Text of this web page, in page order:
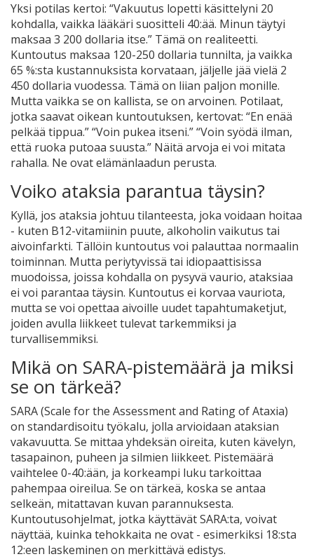
Yksi potilas kertoi: “Vakuutus lopetti käsittelyni 20
kohdalla, vaikka lääkäri suositteli 40:ää. Minun täytyi
maksaa 3 200 dollaria itse.” Tämä on realiteetti.
Kuntoutus maksaa 120-250 dollaria tunnilta, ja vaikka
65 %:sta kustannuksista korvataan, jäljelle jää vielä 2
450 dollaria vuodessa. Tämä on liian paljon monille.
Mutta vaikka se on kallista, se on arvoinen. Potilaat,
jotka saavat oikean kuntoutuksen, kertovat: “En enää
pelkää tippua.” “Voin pukea itseni.” “Voin syödä ilman,
että ruoka putoaa suusta.” Näitä arvoja ei voi mitata
rahalla. Ne ovat elämänlaadun perusta.
Voiko ataksia parantua täysin?
Kyllä, jos ataksia johtuu tilanteesta, joka voidaan hoitaa
- kuten B12-vitamiinin puute, alkoholin vaikutus tai
aivoinfarkti. Tällöin kuntoutus voi palauttaa normaalin
toiminnan. Mutta periytyvissä tai idiopaattisissa
muodoissa, joissa kohdalla on pysyvä vaurio, ataksiaa
ei voi parantaa täysin. Kuntoutus ei korvaa vauriota,
mutta se voi opettaa aivoille uudet tapahtumaketjut,
joiden avulla liikkeet tulevat tarkemmiksi ja
turvallisemmiksi.
Mikä on SARA-pistemäärä ja miksi
se on tärkeä?
SARA (Scale for the Assessment and Rating of Ataxia)
on standardisoitu työkalu, jolla arvioidaan ataksian
vakavuutta. Se mittaa yhdeksän oireita, kuten kävelyn,
tasapainon, puheen ja silmien liikkeet. Pistemäärä
vaihtelee 0-40:ään, ja korkeampi luku tarkoittaa
pahempaa oireilua. Se on tärkeä, koska se antaa
selkeän, mitattavan kuvan parannuksesta.
Kuntoutusohjelmat, jotka käyttävät SARA:ta, voivat
näyttää, kuinka tehokkaita ne ovat - esimerkiksi 18:sta
12:een laskeminen on merkittävä edistys.